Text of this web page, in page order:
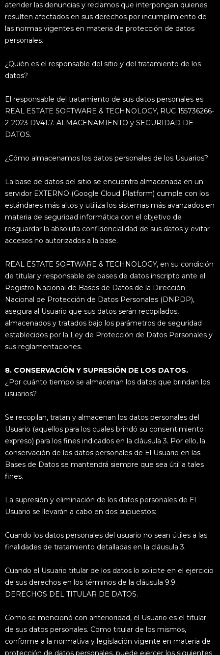
atender las denuncias y reclamos que interpongan quienes
resulten afectados en sus derechos por incumplimiento de
las normas vigentes en materia de protección de datos
personales.
¿Quién es el responsable del sitio y del tratamiento de los
datos?
El responsable del tratamiento de sus datos personales es
REAL ESTATE SOFTWARE & TECHNOLOGY, RUC 155736266-
2-2023 DV41.7. ALMACENAMIENTO y SEGURIDAD DE
DATOS.
¿Cómo almacenamos los datos personales de los Usuarios?
La base de datos del sitio se encuentra almacenada en un
servidor EXTERNO (Google Cloud Platform) cumple con los
estándares más altos y utiliza los sistemas más avanzados en
materia de seguridad informática con el objetivo de
resguardar la absoluta confidencialidad de sus datos y evitar
accesos no autorizados a la base.
REAL ESTATE SOFTWARE & TECHNOLOGY, en su condición
de titular y responsable de bases de datos inscripto ante el
Registro Nacional de Bases de Datos de la Dirección
Nacional de Protección de Datos Personales (DNPDP),
asegura al Usuario que sus datos serán recopilados,
almacenados y tratados bajo los parámetros de seguridad
establecidos por la Ley de Protección de Datos Personales y
sus reglamentaciones.
8. CONSERVACIÓN Y SUPRESIÓN DE LOS DATOS.
¿Por cuánto tiempo se almacenan los datos que brindan los
usuarios?
Se recopilan, tratan y almacenan los datos personales del
Usuario (aquellos para los cuales brindó su consentimiento
expreso) para los fines indicados en la cláusula 3. Por ello, la
conservación de los datos personales de El Usuario en las
Bases de Datos se mantendrá siempre que sea útil a tales
fines.
La supresión y eliminación de los datos personales de El
Usuario se llevarán a cabo en dos supuestos:
Cuando los datos personales del usuario no sean útiles a las
finalidades de tratamiento detalladas en la cláusula 3.
Cuando el Usuario titular de los datos lo solicite en el ejercicio
de sus derechos en los términos de la cláusula 9.9.
DERECHOS DEL TITULAR DE DATOS.
Como se mencionó con anterioridad, el Usuario es el titular
de sus datos personales. Como titular de los mismos,
conforme a la normativa y legislación vigente en materia de
protección de datos personales, puede ejercer los siguientes